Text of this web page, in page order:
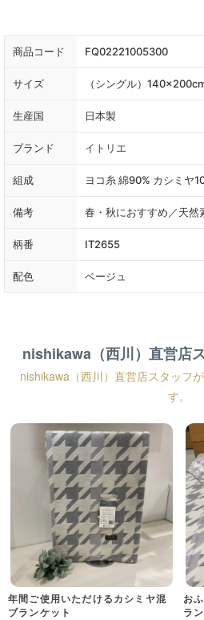
商品コード FQ02221005300
サイズ （シングル）
生産国 日本製
ブランド イトリエ
組成 ヨコ糸 綿90% カシミヤ
備考 春・秋におすすめ／天然
柄番 IT2655
配色 ベージュ
nishikawa（西川）直営店
nishikawa（西川）直営店スタッフ
す。
年間ご使用いただけるカシミヤ混
ブランケット
お
ラ